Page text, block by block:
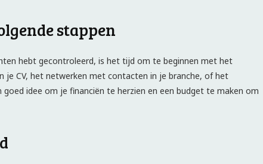
stappen
hebt gecontroleerd, is het tijd om te beginnen met het
je CV, het netwerken met contacten in je branche, of het
idee om je financiën te herzien en een budget te maken om